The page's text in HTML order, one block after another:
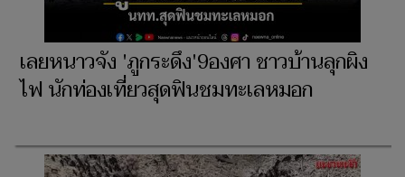
เลยหนาวจัง 'ภูกระดึง'9องศา ชาวบ้านลุกผิง
ไฟ นักท่องเที่ยวสุดฟินชมทะเลหมอก